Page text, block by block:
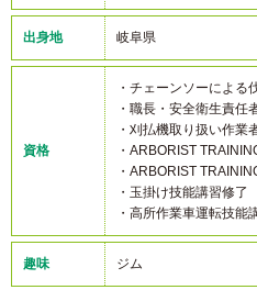
出身地 岐阜県
資格
・チェーンソーによる
・職長・安全衛生責任
・刈払機取り扱い作業
・ARBORIST
・ARBORIST
・玉掛け技能講習修了
・高所作業車運転技能
趣味 ジム